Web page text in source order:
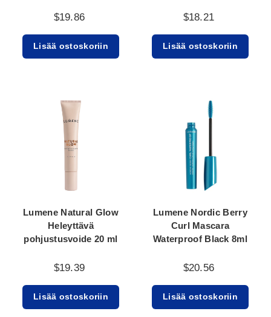
$19.86
Lisää ostoskoriin
$18.21
Lisää ostoskoriin
Lumene Natural Glow
Heleyttävä
pohjustusvoide 20 ml
$19.39
Lisää ostoskoriin
Lumene Nordic Berry
Curl Mascara
Waterproof Black 8ml
$20.56
Lisää ostoskoriin